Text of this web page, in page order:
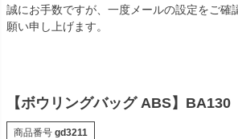
誠にお手数ですが、一度メールの設定をご確
願い申し上げます。
【ボウリングバッグ ABS】BA130
商品番号 gd3211